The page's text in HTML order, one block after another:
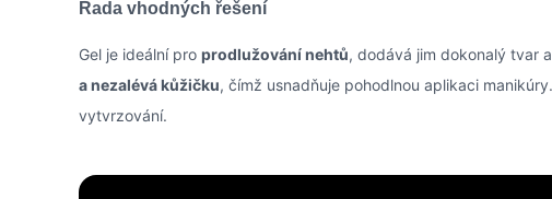
Řada vhodných řešení
Gel je ideální pro prodlužování nehtů, dodává jim dokonalý tvar
a nezalévá kůžičku, čímž usnadňuje pohodlnou aplikaci manikúry.
vytvrzování.